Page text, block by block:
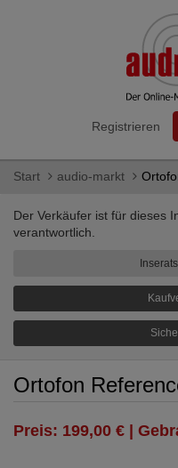
Registrieren
Start audio-markt
Der Verkäufer ist für dieses
verantwortlich.
Ortofon
Preis: 199,00 € |